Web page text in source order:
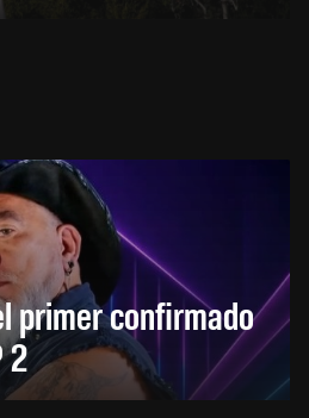
primer confirmado
2